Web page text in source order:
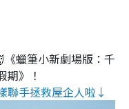
《蠟筆小新劇場版：千
期》！
聯手拯救屋企人啦↓